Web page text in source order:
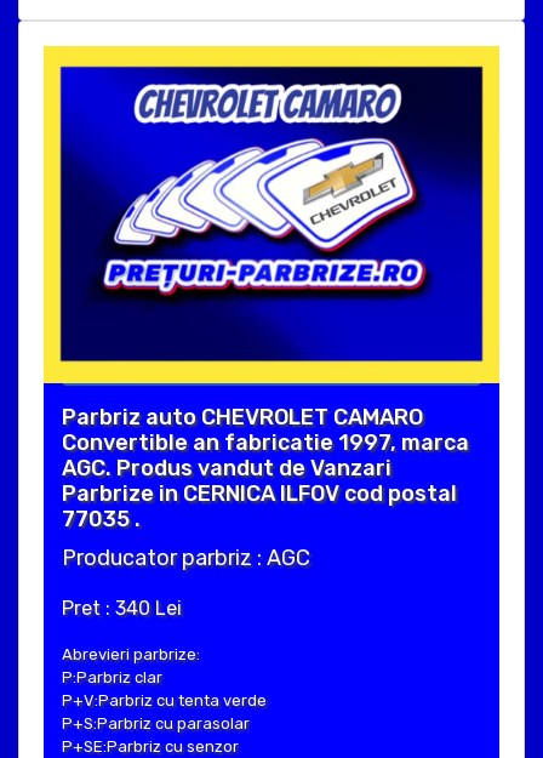
Parbriz auto CHEVROLET CAMARO
Convertible an fabricatie 1997, marca
AGC. Produs vandut de Vanzari
Parbrize in CERNICA ILFOV cod postal
77035 .
Producator parbriz : AGC
Pret : 340 Lei
Abrevieri parbrize:
P:Parbriz clar
P+V:Parbriz cu tenta verde
P+S:Parbriz cu parasolar
P+SE:Parbriz cu senzor